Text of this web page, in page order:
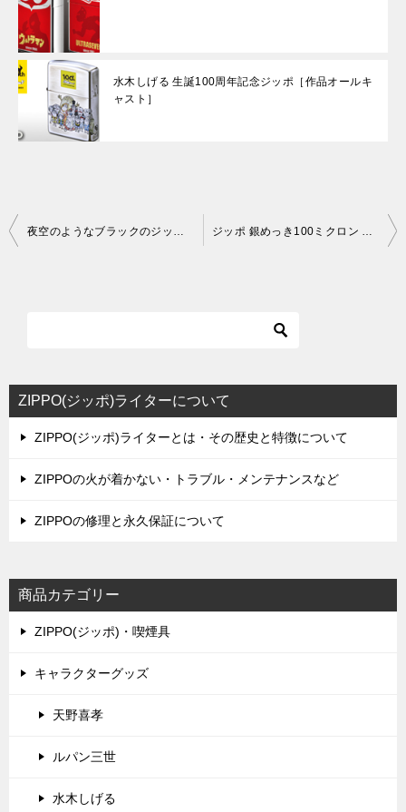
水木しげる 生誕100周年記念ジッポ［作品オールキ
ャスト］
投
シ
ョ
夜空のようなブラックのジッポ・12星座シリーズ発売！ ジッポ 銀めっき100ミクロン 1941番（ミラー ⁄ サテーナ）
ZIPPO(ジッポ)ライターについて
ZIPPO(ジッポ)ライターとは・その歴史と特徴について
ZIPPOの火が着かない・トラブル・メンテナンスなど
ZIPPOの修理と永久保証について
商品カテゴリー
ZIPPO(ジッポ)・喫煙具
キャラクターグッズ
天野喜孝
ルパン三世
水木しげる